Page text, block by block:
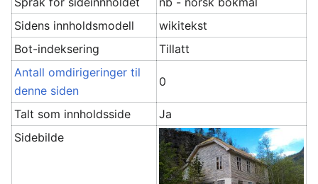
Sidens innholdsmodell
wikitekst
Bot-indeksering
Tillatt
Antall omdirigeringer til
denne siden
0
Talt som innholdsside
Ja
Sidebilde